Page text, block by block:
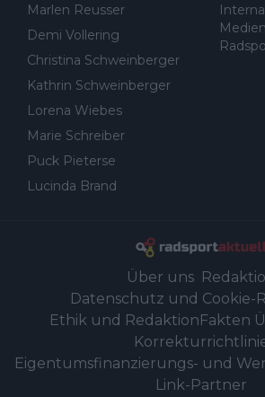
Marlen Reusser
Demi Vollering
Christina Schweinberger
Kathrin Schweinberger
Lorena Wiebes
Marie Schreiber
Puck Pieterse
Lucinda Brand
Über uns
Datenschutz und Cookie-
Ethik und Redaktion Fakten
Eigentumsfinanzierungs- und
Link-Partner